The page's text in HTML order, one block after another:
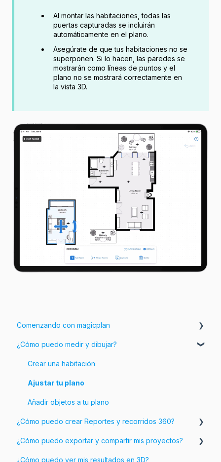
Al montar las habitaciones, todas las
puertas capturadas se incluirán
automáticamente en el plano.
Asegúrate de que tus habitaciones no se
superponen. Si lo hacen, las paredes se
mostrarán como líneas de puntos y el
plano no se mostrará correctamente en
la vista 3D.
Comenzando con magicplan
Introducción a magicplan
Comenzando
¿Cómo puedo medir y dibujar?
Crear una habitación
Ajustar tu plano
Añadir objetos a tu plano
¿Cómo puedo crear Reportes y recorridos 360?
Añadir información e imágenes a tu plano
Personalizar tus Reportes
¿Cómo puedo exportar y compartir mis proyectos?
Exporta tus proyectos
¿Cómo puedo ver mis resultados en 3D?